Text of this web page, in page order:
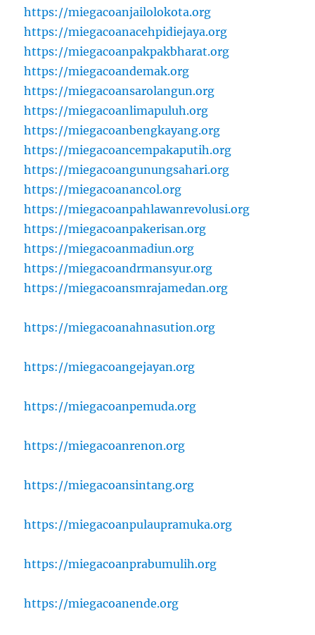
https://miegacoanjailolokota.org
https://miegacoanacehpidiejaya.org
https://miegacoanpakpakbharat.org
https://miegacoandemak.org
https://miegacoansarolangun.org
https://miegacoanlimapuluh.org
https://miegacoanbengkayang.org
https://miegacoancempakaputih.org
https://miegacoangunungsahari.org
https://miegacoanancol.org
https://miegacoanpahlawanrevolusi.org
https://miegacoanpakerisan.org
https://miegacoanmadiun.org
https://miegacoandrmansyur.org
https://miegacoansmrajamedan.org
https://miegacoanahnasution.org
https://miegacoangejayan.org
https://miegacoanpemuda.org
https://miegacoanrenon.org
https://miegacoansintang.org
https://miegacoanpulaupramuka.org
https://miegacoanprabumulih.org
https://miegacoanende.org